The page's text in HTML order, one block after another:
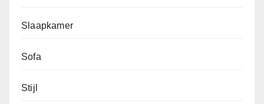
Slaapkamer
Sofa
Stijl